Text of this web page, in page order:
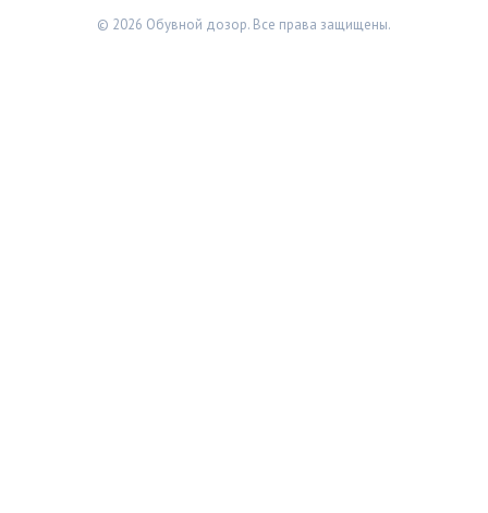
© 2026 Обувной дозор. Все права защищены.